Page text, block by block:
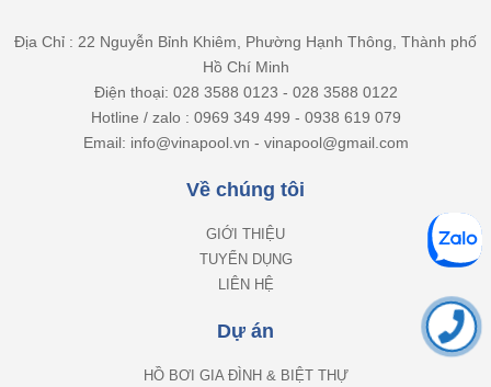
Địa Chỉ : 22 Nguyễn Bỉnh Khiêm, Phường Hạnh Thông, Thành phố
Hồ Chí Minh
Điện thoại: 028 3588 0123 - 028 3588 0122
Hotline / zalo : 0969 349 499 - 0938 619 079
Email: info@vinapool.vn - vinapool@gmail.com
Về chúng tôi
GIỚI THIỆU
TUYỂN DỤNG
LIÊN HỆ
Dự án
HỒ BƠI GIA ĐÌNH & BIỆT THỰ